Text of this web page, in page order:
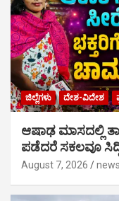
ಜಿಲ್ಲೆಗಳು ದೇಶ-ವಿದೇಶ
ಆಷಾಢ ಮಾಸದಲ್ಲಿ
ಪಡೆದರೆ ಸಕಲವೂ
August 7, 2026